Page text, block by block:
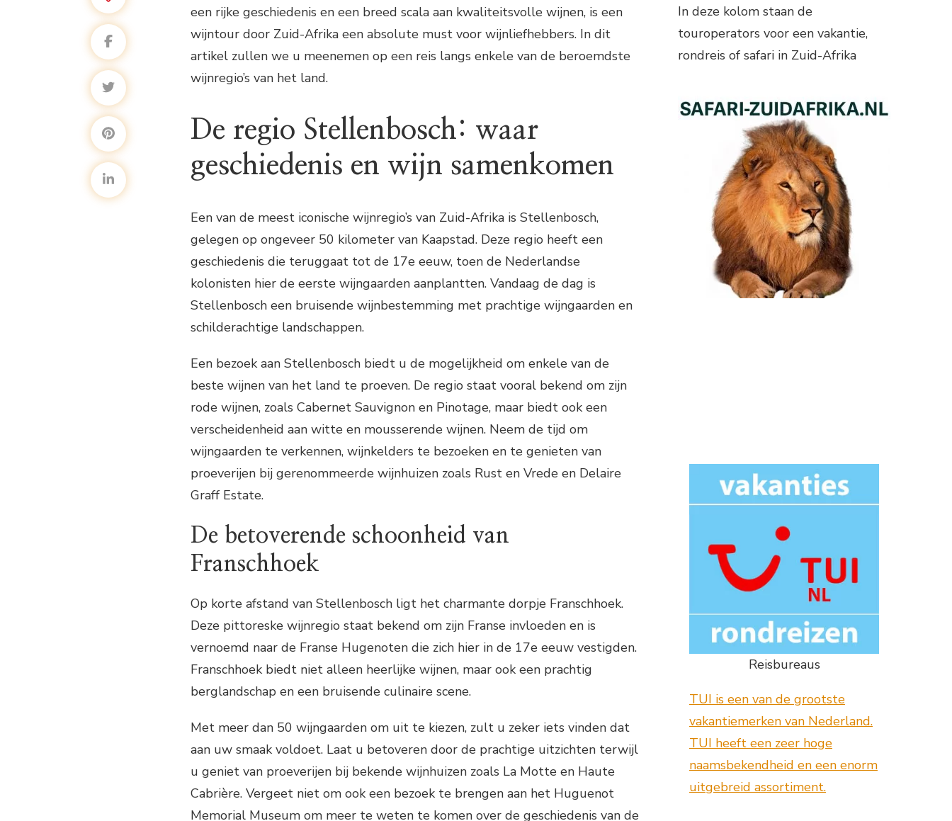
een rijke geschiedenis en een breed scala aan kwaliteitsvolle wijnen, is een
wijntour door Zuid-Afrika een absolute must voor wijnliefhebbers. In dit
artikel zullen we u meenemen op een reis langs enkele van de beroemdste
wijnregio’s van het land.
De regio Stellenbosch: waar
geschiedenis en wijn samenkomen
Een van de meest iconische wijnregio’s van Zuid-Afrika is Stellenbosch,
gelegen op ongeveer 50 kilometer van Kaapstad. Deze regio heeft een
geschiedenis die teruggaat tot de 17e eeuw, toen de Nederlandse
kolonisten hier de eerste wijngaarden aanplantten. Vandaag de dag is
Stellenbosch een bruisende wijnbestemming met prachtige wijngaarden en
schilderachtige landschappen.
Een bezoek aan Stellenbosch biedt u de mogelijkheid om enkele van de
beste wijnen van het land te proeven. De regio staat vooral bekend om zijn
rode wijnen, zoals Cabernet Sauvignon en Pinotage, maar biedt ook een
verscheidenheid aan witte en mousserende wijnen. Neem de tijd om
wijngaarden te verkennen, wijnkelders te bezoeken en te genieten van
proeverijen bij gerenommeerde wijnhuizen zoals Rust en Vrede en Delaire
Graff Estate.
De betoverende schoonheid van
Franschhoek
Op korte afstand van Stellenbosch ligt het charmante dorpje Franschhoek.
Deze pittoreske wijnregio staat bekend om zijn Franse invloeden en is
vernoemd naar de Franse Hugenoten die zich hier in de 17e eeuw vestigden.
Franschhoek biedt niet alleen heerlijke wijnen, maar ook een prachtig
berglandschap en een bruisende culinaire scene.
Met meer dan 50 wijngaarden om uit te kiezen, zult u zeker iets vinden dat
aan uw smaak voldoet. Laat u betoveren door de prachtige uitzichten terwijl
u geniet van proeverijen bij bekende wijnhuizen zoals La Motte en Haute
Cabrière. Vergeet niet om ook een bezoek te brengen aan het Huguenot
Memorial Museum om meer te weten te komen over de geschiedenis van de
In deze kolom staan de
touroperators voor een vakantie,
rondreis of safari in Zuid-Afrika
Reisbureaus
TUI is een van de grootste
vakantiemerken van Nederland.
TUI heeft een zeer hoge
naamsbekendheid en een enorm
uitgebreid assortiment.